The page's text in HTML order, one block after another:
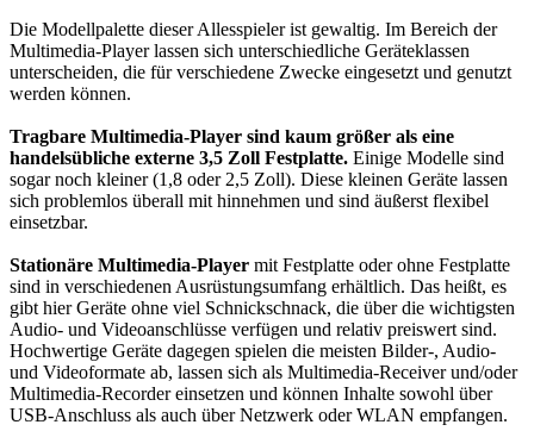
Die Modellpalette dieser Allesspieler ist gewaltig. Im Bereich der
Multimedia-Player lassen sich unterschiedliche Geräteklassen
unterscheiden, die für verschiedene Zwecke eingesetzt und genutzt
werden können.
Tragbare Multimedia-Player sind kaum größer als eine
handelsübliche externe 3,5 Zoll Festplatte. Einige Modelle sind
sogar noch kleiner (1,8 oder 2,5 Zoll). Diese kleinen Geräte lassen
sich problemlos überall mit hinnehmen und sind äußerst flexibel
einsetzbar.
Stationäre Multimedia-Player mit Festplatte oder ohne Festplatte
sind in verschiedenen Ausrüstungsumfang erhältlich. Das heißt, es
gibt hier Geräte ohne viel Schnickschnack, die über die wichtigsten
Audio- und Videoanschlüsse verfügen und relativ preiswert sind.
Hochwertige Geräte dagegen spielen die meisten Bilder-, Audio-
und Videoformate ab, lassen sich als Multimedia-Receiver und/oder
Multimedia-Recorder einsetzen und können Inhalte sowohl über
USB-Anschluss als auch über Netzwerk oder WLAN empfangen.